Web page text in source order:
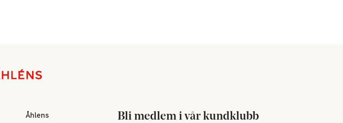
Åhlens
Bli medlem i vår kundklubb